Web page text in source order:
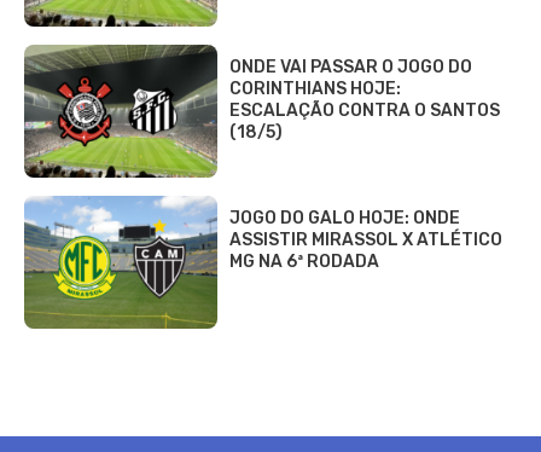
ONDE VAI PASSAR O JOGO DO
CORINTHIANS HOJE:
ESCALAÇÃO CONTRA O SANTOS
(18/5)
JOGO DO GALO HOJE: ONDE
ASSISTIR MIRASSOL X ATLÉTICO
MG NA 6ª RODADA